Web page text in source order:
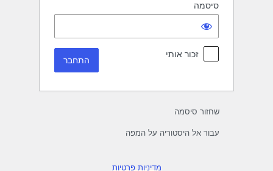
סיסמה
זכור אותי
שחזור סיסמה
עבור אל היסטוריה על המפה
מדיניות פרטיות